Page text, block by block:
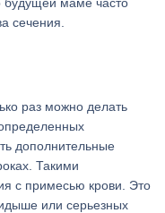
сечения.
раз можно делать
дополнительные
Такими
с примесью крови. Это
или серьезных